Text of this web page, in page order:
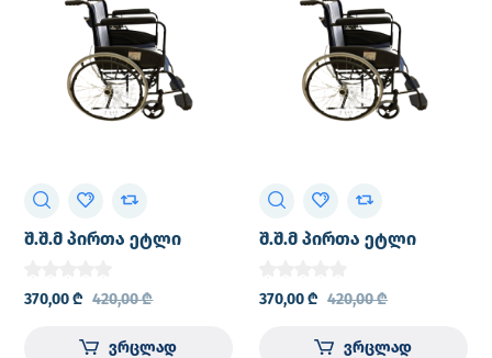
შ.შ.მ პირთა ეტლი
370,00₾ 420,00₾
ვრცლად
შ.შ.მ პირთა ეტლი
370,00₾ 420,00₾
ვრცლად